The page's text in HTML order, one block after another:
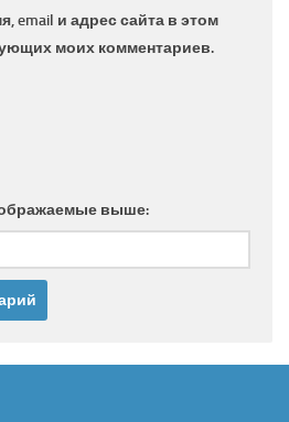
email и адрес сайта в этом
моих комментариев.
выше: